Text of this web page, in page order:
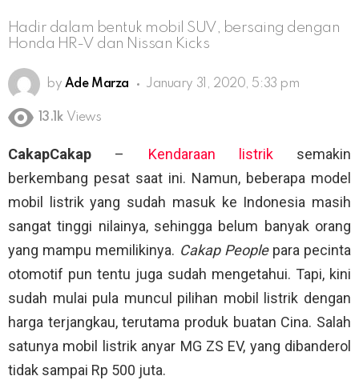
Hadir dalam bentuk mobil SUV, bersaing dengan
Honda HR-V dan Nissan Kicks
by Ade Marza January 31, 2020, 5:33 pm
13.1k Views
CakapCakap – Kendaraan listriksemakin
berkembang pesat saat ini. Namun, beberapa model
mobil listrik yang sudah masuk ke Indonesia masih
sangat tinggi nilainya, sehingga belum banyak orang
yang mampu memilikinya. Cakap People para pecinta
otomotif pun tentu juga sudah mengetahui. Tapi, kini
sudah mulai pula muncul pilihan mobil listrik dengan
harga terjangkau, terutama produk buatan Cina. Salah
satunya mobil listrik anyar MG ZS EV, yang dibanderol
tidak sampai Rp 500 juta.